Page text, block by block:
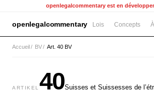
openlegalcommentary est en
openlegalcommentary Lois Concepts
Accueil/ BV/ Art. 40 BV
ARTIKEL 40Suisses et Suissesses de